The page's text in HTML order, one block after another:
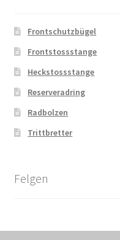
Frontschutzbügel
Frontstossstange
Heckstossstange
Reserveradring
Radbolzen
Trittbretter
Felgen